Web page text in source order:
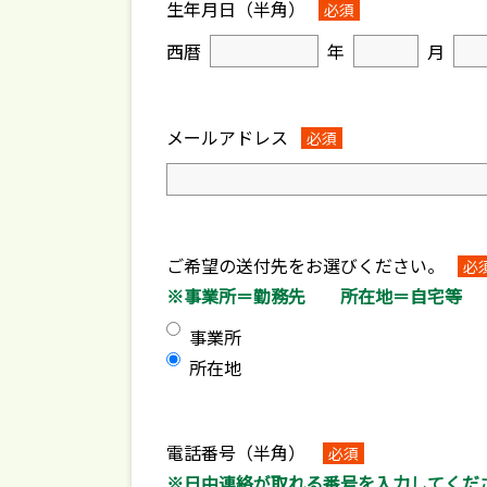
生年月日（半角） 必須
西暦 年 月
メールアドレス 必須
ご希望の送付先をお選びください。 必
※事業所＝勤務先 所在地＝自宅等
事業所
所在地
電話番号（半角） 必須